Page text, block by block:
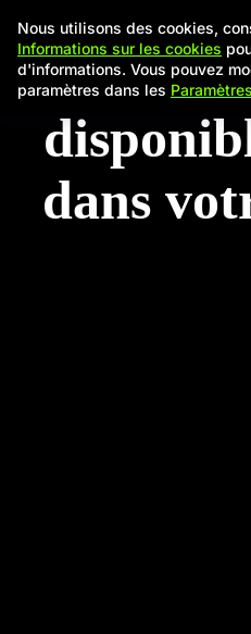
Nous utilisons des cookies,
Informations sur les cookies
d'informations. Vous pouvez
paramètres dans les